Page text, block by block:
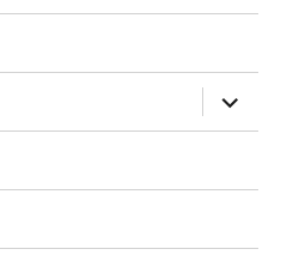
прошири
изборник
дете